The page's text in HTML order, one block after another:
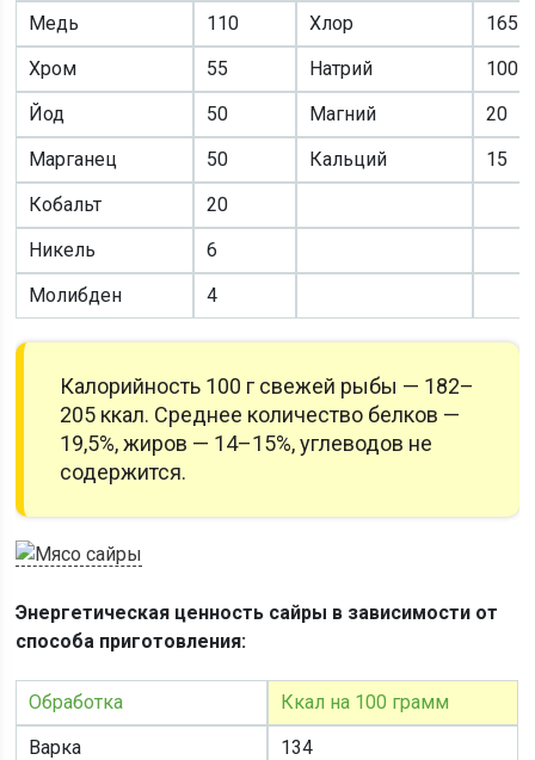
Медь
110 Хлор
165
Хром
55 Натрий
100
Йод
50 Магний
20
Марганец
50 Кальций
15
Кобальт
20
Никель
6
Молибден
4
Калорийность 100 г свежей рыбы — 182–
205 ккал. Среднее количество белков —
19,5%, жиров — 14–15%, углеводов не
содержится.
Энергетическая ценность сайры в зависимости от
способа приготовления:
Обработка
Ккал на 100 грамм
Варка
134